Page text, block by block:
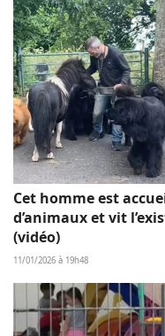
Cet homme est
d’animaux et vit
(vidéo)
11/01/2026 à 19h48